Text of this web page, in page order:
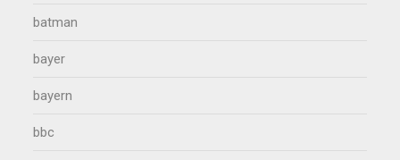
batman
bayer
bayern
bbc